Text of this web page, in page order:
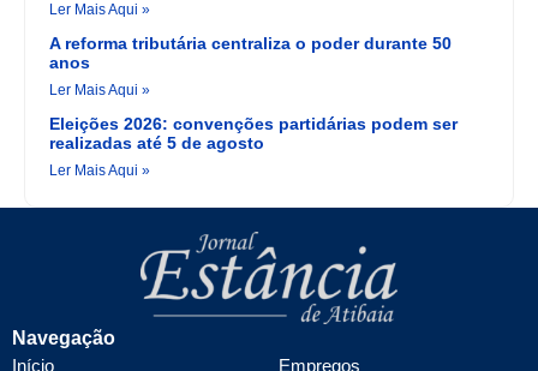
Ler Mais Aqui »
A reforma tributária centraliza o poder durante 50
anos
Ler Mais Aqui »
Eleições 2026: convenções partidárias podem ser
realizadas até 5 de agosto
Ler Mais Aqui »
Navegação
Início
Empregos